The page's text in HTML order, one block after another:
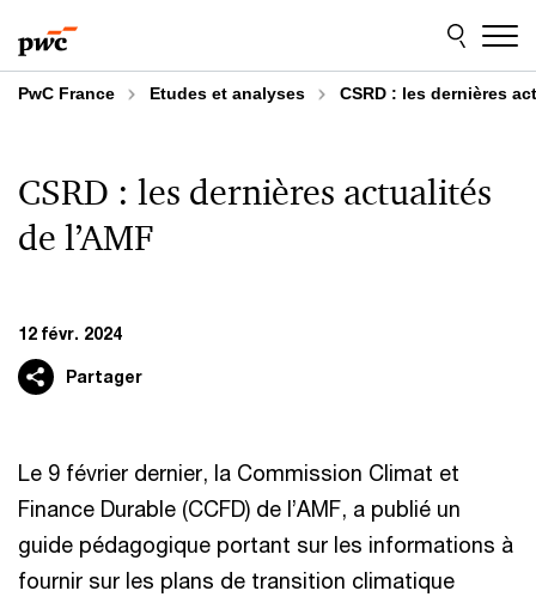
au
contenu
au
pied
dePwC France Etudes et analyses CSRD : les dernières
CSRD : les dernières actualités
de l’AMF
12 févr. 2024
Partager
Le 9 février dernier, la Commission Climat et
Finance Durable (CCFD) de l’AMF, a publié un
guide pédagogique portant sur les informations à
fournir sur les plans de transition climatique